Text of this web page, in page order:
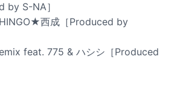
by S-NA］
西成［Produced by
feat. 775 & ハシシ［Produced